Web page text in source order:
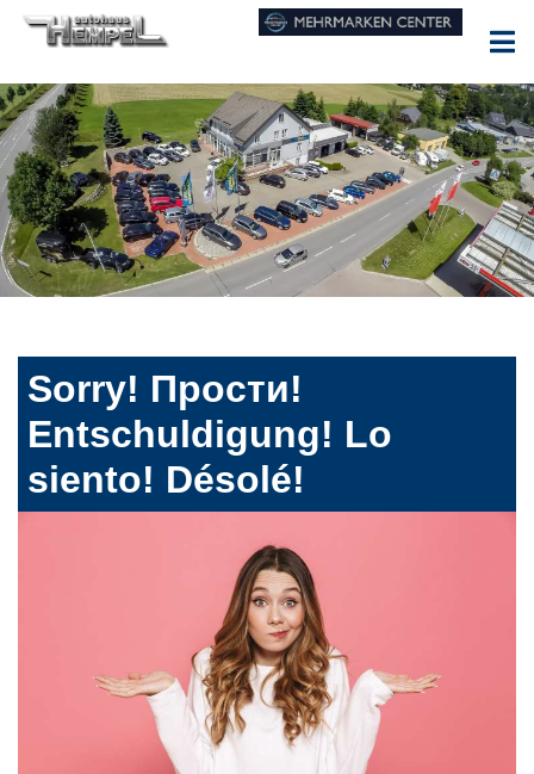
Sorry! Прости!
Entschuldigung! Lo
siento! Désolé!